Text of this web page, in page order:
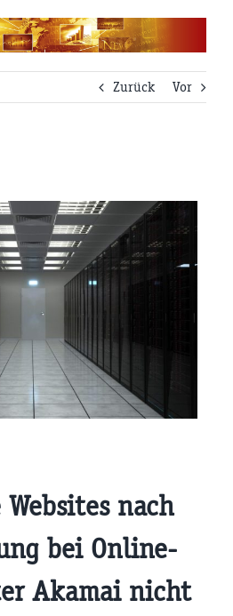
Zurück
Vor
nach
bei Online-
Akamai nicht